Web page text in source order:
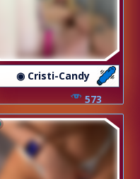
◉ Cristi-Candy
573